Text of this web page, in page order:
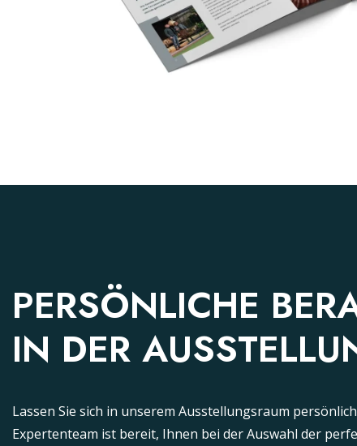
PERSÖNLICHE
IN DER
Lassen Sie sich in unserem Ausstellungsraum
Expertenteam ist bereit, Ihnen bei der Auswahl der